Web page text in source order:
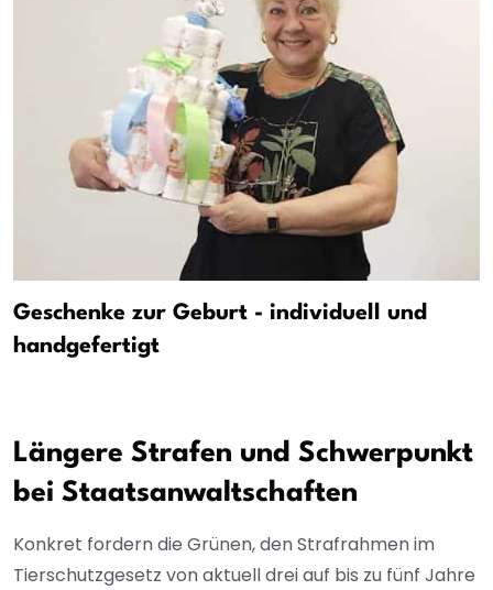
Geschenke zur Geburt - individuell und
handgefertigt
Längere Strafen und Schwerpunkt
bei Staatsanwaltschaften
Konkret fordern die Grünen, den Strafrahmen im
Tierschutzgesetz von aktuell drei auf bis zu fünf Jahre